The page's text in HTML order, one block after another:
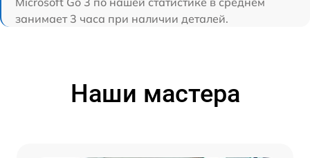
занимает 3 часа при наличии деталей.
Наши мастера